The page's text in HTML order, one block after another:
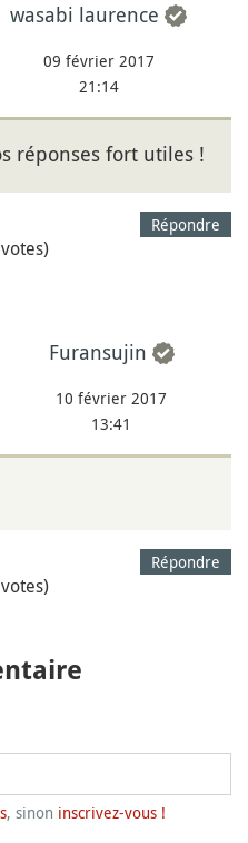
wasabi laurence
09 février 2017
21:14
réponses fort utiles !
Répondre
Furansujin
10 février 2017
13:41
Répondre
, sinon inscrivez-vous !